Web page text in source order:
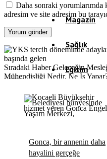
Magazin
Sağlık
Eğitim
Teknoloji
Köşe Yazıları
Video Galeri
Daha sonraki yorumlarımda
adresim ve site adresim bu
Sıradaki Haber Geleceğin
Mühendisliği Nedir, Ne İş
Gonca, bir annenin daha
hayalini gerçeğe